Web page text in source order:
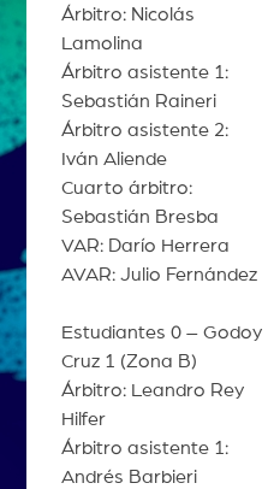
Árbitro: Nicolás
Lamolina
Árbitro asistente 1:
Sebastián Raineri
Árbitro asistente 2:
Iván Aliende
Cuarto árbitro:
Sebastián Bresba
VAR: Darío Herrera
AVAR: Julio Fernández
Estudiantes 0 – Godoy
Cruz 1 (Zona B)
Árbitro: Leandro Rey
Hilfer
Árbitro asistente 1:
Andrés Barbieri